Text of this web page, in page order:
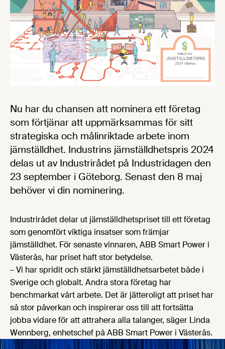
Nu har du chansen att nominera ett företag
som förtjänar att uppmärksammas för sitt
strategiska och målinriktade arbete inom
jämställdhet. Industrins jämställdhetspris 2024
delas ut av Industrirådet på Industridagen den
23 september i Göteborg. Senast den 8 maj
behöver vi din nominering.
Industrirådet delar ut jämställdhetspriset till ett företag
som genomfört viktiga insatser som främjar
jämställdhet. För senaste vinnaren, ABB Smart Power i
Västerås, har priset haft stor betydelse.
– Vi har spridit och stärkt jämställdhetsarbetet både i
Sverige och globalt. Andra stora företag har
benchmarkat vårt arbete. Det är jätteroligt att priset har
så stor påverkan och inspirerar oss till att fortsätta
jobba vidare för att attrahera alla talanger, säger Linda
Wennberg, enhetschef på ABB Smart Power i Västerås.